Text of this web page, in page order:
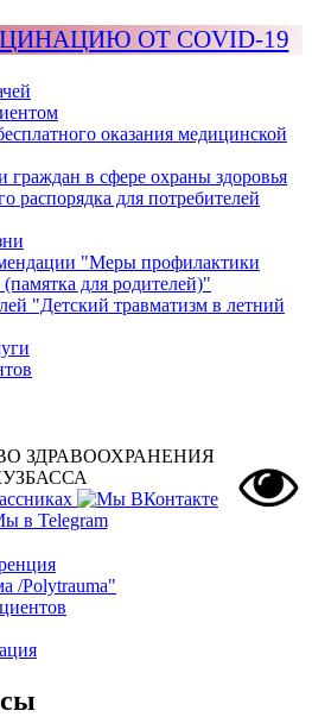
ОТ COVID-19
оказания медицинской
граждан в сфере охраны здоровья
распорядка для потребителей
"Меры профилактики
для родителей)"
"Детский травматизм в летний
ЗДРАВООХРАНЕНИЯ
/Polytrauma"